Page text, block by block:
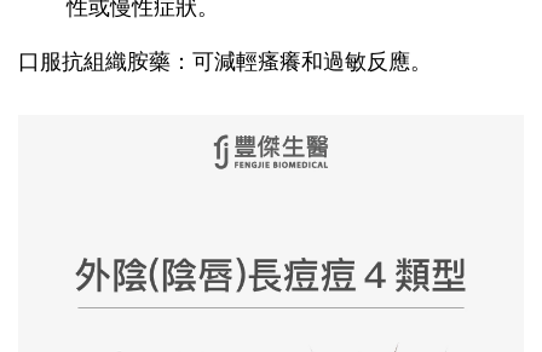
性或慢性症狀。
口服抗組織胺藥：可減輕瘙癢和過敏反應。